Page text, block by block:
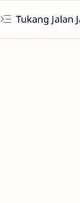
Tukang Jalan